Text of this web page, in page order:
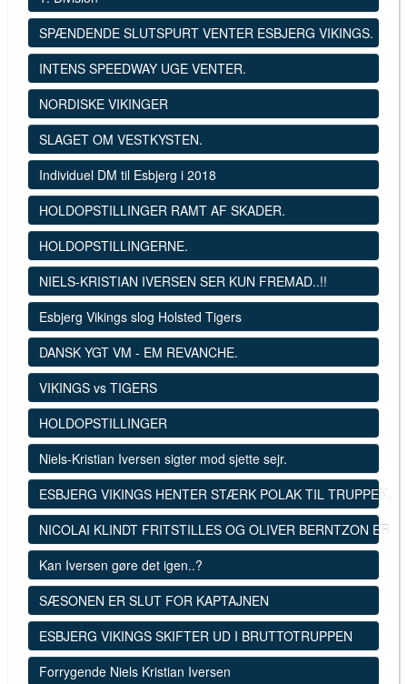
SPÆNDENDE SLUTSPURT VENTER ESBJERG VIKINGS.
INTENS SPEEDWAY UGE VENTER.
NORDISKE VIKINGER
SLAGET OM VESTKYSTEN.
Individuel DM til Esbjerg i 2018
HOLDOPSTILLINGER RAMT AF SKADER.
HOLDOPSTILLINGERNE.
NIELS-KRISTIAN IVERSEN SER KUN FREMAD..!!
Esbjerg Vikings slog Holsted Tigers
DANSK YGT VM - EM REVANCHE.
VIKINGS vs TIGERS
HOLDOPSTILLINGER
Niels-Kristian Iversen sigter mod sjette sejr.
ESBJERG VIKINGS HENTER STÆRK POLAK TIL TRUPPEN.
NICOLAI KLINDT FRITSTILLES OG OLIVER BERNTZON ER
Kan Iversen gøre det igen..?
SÆSONEN ER SLUT FOR KAPTAJNEN
ESBJERG VIKINGS SKIFTER UD I BRUTTOTRUPPEN
Forrygende Niels Kristian Iversen